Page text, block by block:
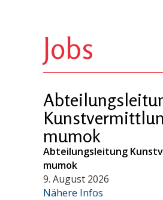
Jobs
mumok
Abteilungsleitung
mumok
9. August 2026
Nähere Infos